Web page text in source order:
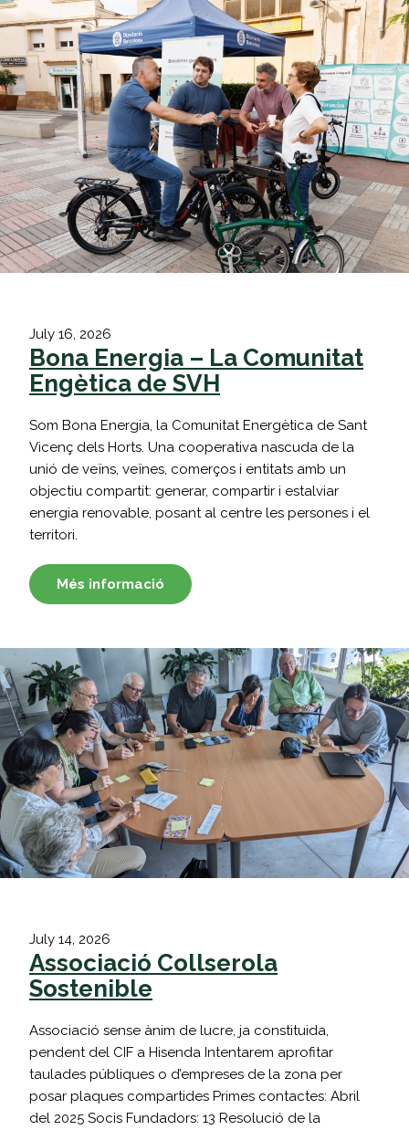
Skip
to
content
July 16, 2026
Bona Energia – La Comunitat
Engètica de SVH
Som Bona Energia, la Comunitat Energètica de Sant
Vicenç dels Horts. Una cooperativa nascuda de la
unió de veïns, veïnes, comerços i entitats amb un
objectiu compartit: generar, compartir i estalviar
energia renovable, posant al centre les persones i el
territori.
Més informació
July 14, 2026
Associació Collserola
Sostenible
Associació sense ànim de lucre, ja constituida,
pendent del CIF a Hisenda Intentarem aprofitar
taulades públiques o d’empreses de la zona per
posar plaques compartides Primes contactes: Abril
del 2025 Socis Fundadors: 13 Resolució de la